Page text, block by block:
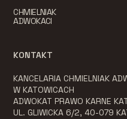
CHMIELNIAK
ADWOKACI
KONTAKT
KANCELARIA CHMIELNIAK
W KATOWICACH
ADWOKAT PRAWO KARNE
UL. GLIWICKA 6/2, 40-079